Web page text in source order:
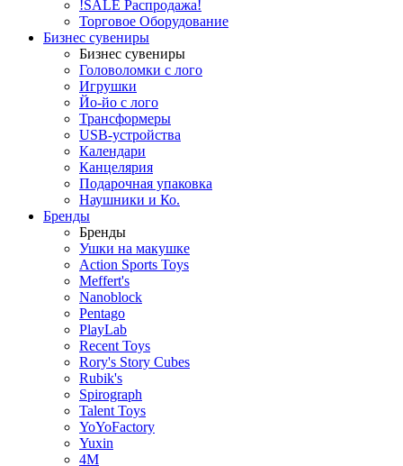
!SALE Распродажа!
Торговое Оборудование
Бизнес сувениры
Бизнес сувениры
Головоломки с лого
Игрушки
Йо-йо с лого
Трансформеры
USB-устройства
Календари
Канцелярия
Подарочная упаковка
Наушники и Ко.
Бренды
Бренды
Ушки на макушке
Action Sports Toys
Meffert's
Nanoblock
Pentago
PlayLab
Recent Toys
Rory's Story Cubes
Rubik's
Spirograph
Talent Toys
YoYoFactory
Yuxin
4M